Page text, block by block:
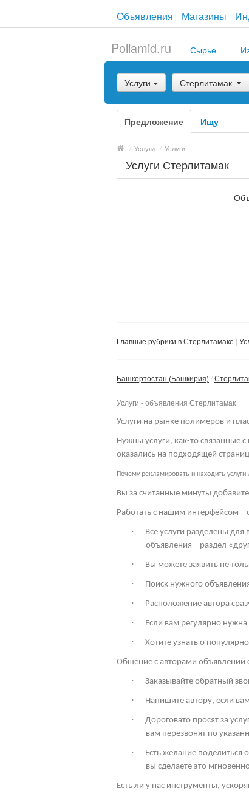
Объявления Магазины
Poliamid.ru Сырье
Услуги Стерлитамак
Предложение Ищу
/ Услуги / Услуги
Услуги Стерлитамак
Главные рубрики в Стерлитамаке
Башкортостан (Башкирия)
Услуги - объявления Стерлитамак
Услуги на рынке полимеров и
Нужны услуги, как-то связанные
оказались на подходящей
Почему рекламировать и находить услуги
Вы за считанные минуты
Работать с нашим интерфейсом –
·
Все услуги разделены для
объявления – раздел
· Вы можете заявить не
· Поиск нужного
· Расположение автора
· Если вам регулярно
· Хотите узнать о
Общение с авторами объявлений
· Заказывайте обратный
· Напишите автору, если
·
Дороговато просят за
вам перезвонят по
·
Есть желание
вы сделаете это
Есть ли у нас инструменты,